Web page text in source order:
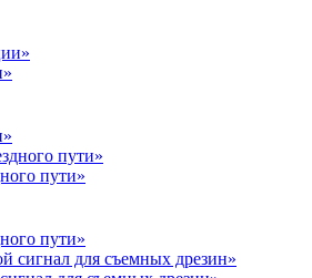
пути»
пути»